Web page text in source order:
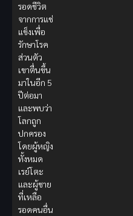
รอดชีวิต
จากการแช่
แข็งเพื่อ
รักษาโรค
ส่วนตัว
เขาตื่นขึ้น
มาในอีก 5
ปีต่อมา
และพบว่า
โลกถูก
ปกครอง
โดยผู้หญิง
ทั้งหมด
เรย์โตะ
และผู้ชาย
ที่เหลือ
รอดคนอื่น